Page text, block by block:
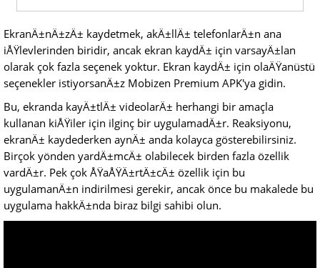
EkranÄ±nÄ±zÄ± kaydetmek, akÄ±llÄ± telefonlarÄ±n ana
iÅŸlevlerinden biridir, ancak ekran kaydÄ± için varsayÄ±lan
olarak çok fazla seçenek yoktur. Ekran kaydÄ± için olaÄŸanüstü
seçenekler istiyorsanÄ±z Mobizen Premium APK'ya gidin.
Bu, ekranda kayÄ±tlÄ± videolarÄ± herhangi bir amaçla
kullanan kiÅŸiler için ilginç bir uygulamadÄ±r. Reaksiyonu,
ekranÄ± kaydederken aynÄ± anda kolayca gösterebilirsiniz.
Birçok yönden yardÄ±mcÄ± olabilecek birden fazla özellik
vardÄ±r. Pek çok ÅŸaÅŸÄ±rtÄ±cÄ± özellik için bu
uygulamanÄ±n indirilmesi gerekir, ancak önce bu makalede bu
uygulama hakkÄ±nda biraz bilgi sahibi olun.